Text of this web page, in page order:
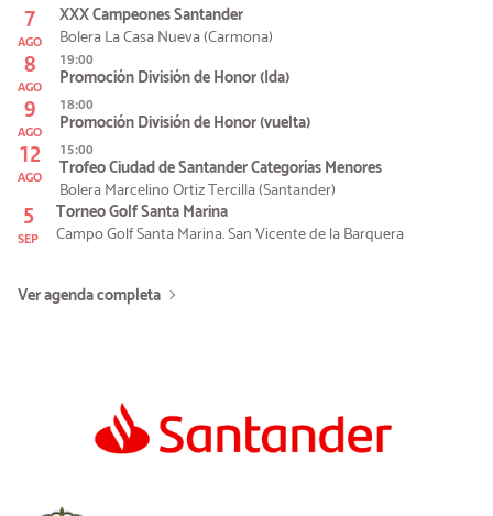
7
AGO
XXX Campeones Santander
Bolera La Casa Nueva (Carmona)
8
AGO
19:00
Promoción División de Honor (Ida)
9
AGO
18:00
Promoción División de Honor (vuelta)
12
AGO
15:00
Trofeo Ciudad de Santander Categorías Menores
Bolera Marcelino Ortiz Tercilla (Santander)
5
SEP
Torneo Golf Santa Marina
Campo Golf Santa Marina. San Vicente de la Barquera
Ver agenda completa